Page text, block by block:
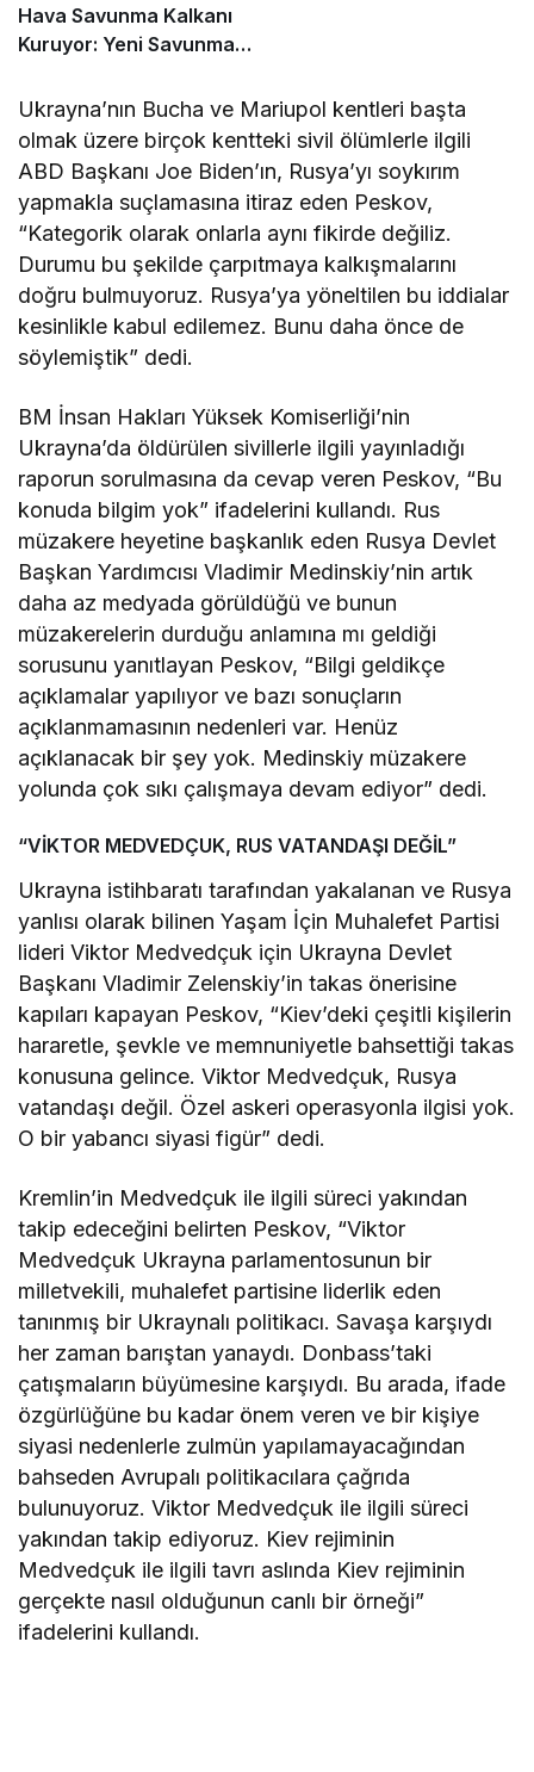
Hava Savunma Kalkanı
Kuruyor: Yeni Savunma
Ukrayna’nın Bucha ve Mariupol kentleri başta
olmak üzere birçok kentteki sivil ölümlerle ilgili
ABD Başkanı Joe Biden’ın, Rusya’yı soykırım
yapmakla suçlamasına itiraz eden Peskov,
“Kategorik olarak onlarla aynı fikirde değiliz.
Durumu bu şekilde çarpıtmaya kalkışmalarını
doğru bulmuyoruz. Rusya’ya yöneltilen bu iddialar
kesinlikle kabul edilemez. Bunu daha önce de
söylemiştik” dedi.
BM İnsan Hakları Yüksek Komiserliği’nin
Ukrayna’da öldürülen sivillerle ilgili yayınladığı
raporun sorulmasına da cevap veren Peskov, “Bu
konuda bilgim yok” ifadelerini kullandı. Rus
müzakere heyetine başkanlık eden Rusya Devlet
Başkan Yardımcısı Vladimir Medinskiy’nin artık
daha az medyada görüldüğü ve bunun
müzakerelerin durduğu anlamına mı geldiği
sorusunu yanıtlayan Peskov, “Bilgi geldikçe
açıklamalar yapılıyor ve bazı sonuçların
açıklanmamasının nedenleri var. Henüz
açıklanacak bir şey yok. Medinskiy müzakere
yolunda çok sıkı çalışmaya devam ediyor” dedi.
“VİKTOR MEDVEDÇUK, RUS VATANDAŞI DEĞİL”
Ukrayna istihbaratı tarafından yakalanan ve Rusya
yanlısı olarak bilinen Yaşam İçin Muhalefet Partisi
lideri Viktor Medvedçuk için Ukrayna Devlet
Başkanı Vladimir Zelenskiy’in takas önerisine
kapıları kapayan Peskov, “Kiev’deki çeşitli kişilerin
hararetle, şevkle ve memnuniyetle bahsettiği takas
konusuna gelince. Viktor Medvedçuk, Rusya
vatandaşı değil. Özel askeri operasyonla ilgisi yok.
O bir yabancı siyasi figür” dedi.
Kremlin’in Medvedçuk ile ilgili süreci yakından
takip edeceğini belirten Peskov, “Viktor
Medvedçuk Ukrayna parlamentosunun bir
milletvekili, muhalefet partisine liderlik eden
tanınmış bir Ukraynalı politikacı. Savaşa karşıydı
her zaman barıştan yanaydı. Donbass’taki
çatışmaların büyümesine karşıydı. Bu arada, ifade
özgürlüğüne bu kadar önem veren ve bir kişiye
siyasi nedenlerle zulmün yapılamayacağından
bahseden Avrupalı politikacılara çağrıda
bulunuyoruz. Viktor Medvedçuk ile ilgili süreci
yakından takip ediyoruz. Kiev rejiminin
Medvedçuk ile ilgili tavrı aslında Kiev rejiminin
gerçekte nasıl olduğunun canlı bir örneği”
ifadelerini kullandı.